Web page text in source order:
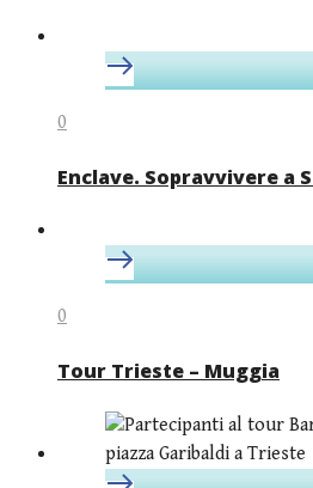
0
Enclave. Sopravvivere a
0
Tour Trieste – Muggia